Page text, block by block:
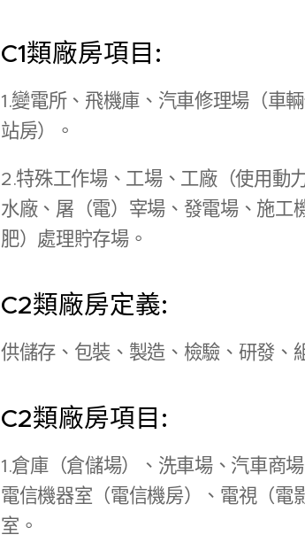
C1類廠房項目:
1.變電所、飛機庫、汽車修理場（車
站房）。
2.特殊工作場、工場、工廠（使用動
水廠、屠（電）宰場、發電場、施
肥）處理貯存場。
C2類廠房定義:
供儲存、包裝、製造、檢驗、研發、
C2類廠房項目:
1.倉庫（倉儲場）、洗車場、汽車商
電信機器室（電信機房）、電視（
室。